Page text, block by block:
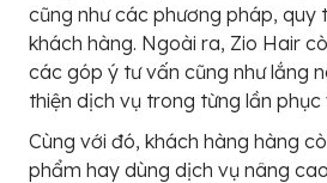
cũng như các phương pháp, quy
khách hàng. Ngoài ra, Zio Hair
các góp ý tư vấn cũng như lắng
thiện dịch vụ trong từng lần phục
Cùng với đó, khách hàng hàng
phẩm hay dùng dịch vụ nâng